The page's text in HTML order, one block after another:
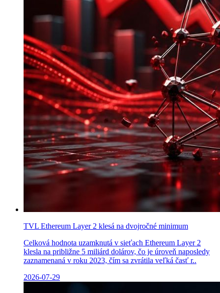
TVL Ethereum Layer 2 klesá na dvojročné minimum
Celková hodnota uzamknutá v sieťach Ethereum Layer 2
klesla na približne 5 miliárd dolárov, čo je úroveň naposledy
zaznamenaná v roku 2023, čím sa zvrátila veľká časť r..
2026-07-29